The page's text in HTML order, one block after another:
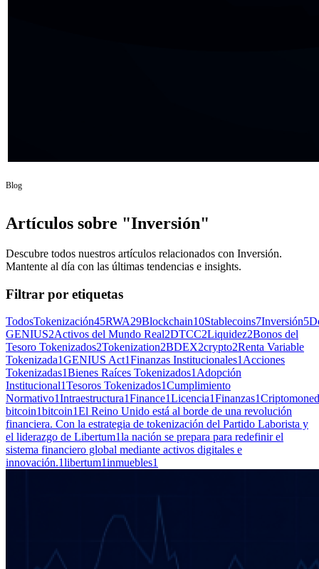
Blog
Artículos sobre "Inversión"
Descubre todos nuestros artículos relacionados con Inversión.
Mantente al día con las últimas tendencias e insights.
Filtrar por etiquetas
TodosTokenización45RWA29Blockchain10Stablecoins7Inversión5
GENIUS2Activos del Mundo Real2DTCC2Liquidez2Bonos del
Tesoro Tokenizados2Tokenization2BDEX2crypto2Renta Variable
Tokenizada1GENIUS Act1Finanzas Institucionales1 Acciones
Tokenizadas1Bienes Raíces Tokenizados1 Adopción
Institucional1Tesoros Tokenizados1Cumplimiento
Normativo1Intraestructura1Finance1Licencia1Finanzas1
bitcoin1bitcoin1El Reino Unido está al borde de una revolución
financiera. Con la estrategia de tokenización del Partido Laborista y
el liderazgo de Libertum1la nación se prepara para redefinir el
sistema financiero global mediante activos digitales e
innovación.1libertum1inmuebles1